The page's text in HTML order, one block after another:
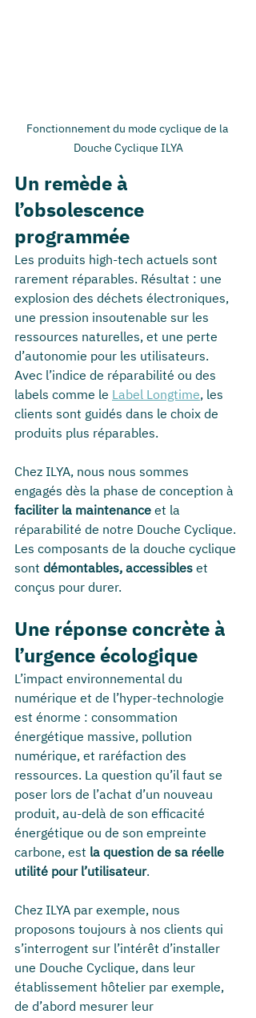
Fonctionnement du mode cyclique de la
Douche Cyclique ILYA
Un remède à
l’obsolescence
programmée
Les produits high-tech actuels sont
rarement réparables. Résultat : une
explosion des déchets électroniques,
une pression insoutenable sur les
ressources naturelles, et une perte
d’autonomie pour les utilisateurs.
Avec l’indice de réparabilité ou des
labels comme le Label Longtime, les
clients sont guidés dans le choix de
produits plus réparables.
Chez ILYA, nous nous sommes
engagés dès la phase de conception à
faciliter la maintenance et la
réparabilité de notre Douche Cyclique.
Les composants de la douche cyclique
sont démontables, accessibles et
conçus pour durer.
Une réponse concrète à
l’urgence écologique
L’impact environnemental du
numérique et de l’hyper-technologie
est énorme : consommation
énergétique massive, pollution
numérique, et raréfaction des
ressources. La question qu’il faut se
poser lors de l’achat d’un nouveau
produit, au-delà de son efficacité
énergétique ou de son empreinte
carbone, est la question de sa réelle
utilité pour l’utilisateur.
Chez ILYA par exemple, nous
proposons toujours à nos clients qui
s’interrogent sur l’intérêt d’installer
une Douche Cyclique, dans leur
établissement hôtelier par exemple,
de d’abord mesurer leur